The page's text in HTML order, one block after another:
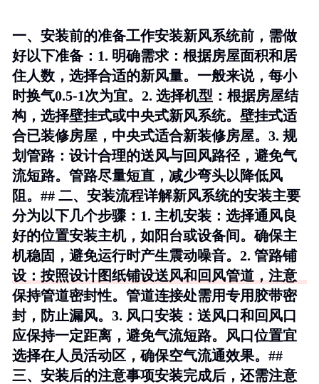
一、安装前的准备工作安装新风系统前，需做
好以下准备：1. 明确需求：根据房屋面积和居
住人数，选择合适的新风量。一般来说，每小
时换气0.5-1次为宜。2. 选择机型 ：根据房屋结
构，选择壁挂式或中央式新风系统。壁挂式适
合已装修房屋，中央式适合新装修房屋。3. 规
划管路：设计合理的送风与回风路径，避免气
流短路。管路尽量短直，减少弯头以降低风
阻。## 二、安装流程详解新风系统的安装主要
分为以下几个步骤：1. 主机安装 ：选择通风良
好的位置安装主机，如阳台或设备间。确保主
机稳固，避免运行时产生震动噪音。2. 管路铺
设 ：按照设计图纸铺设送风和回风管道，注意
保持管道密封性。管道连接处需用专用胶带密
封，防止漏风。3. 风口安装 ：送风口和回风口
应保持一定距离，避免气流短路。风口位置宜
选择在人员活动区，确保空气流通效果。##
三、安装后的注意事项安装完成后，还需注意